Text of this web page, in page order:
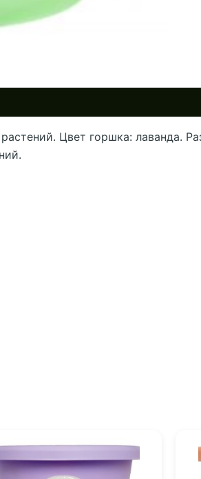
Цвет горшка: лаванда.